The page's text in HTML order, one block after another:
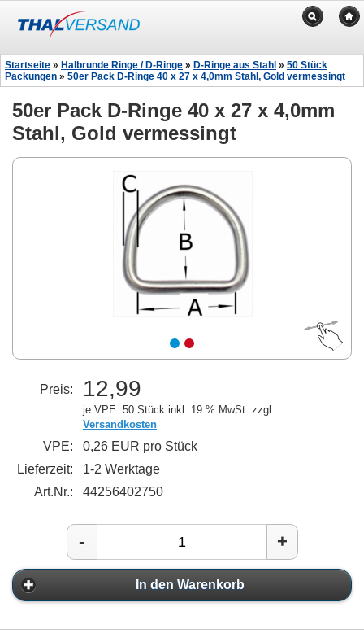
Startseite » Halbrunde Ringe / D-Ringe » D-Ringe aus Stahl » 50 Stück
Packungen » 50er Pack D-Ringe 40 x 27 x 4,0mm Stahl, Gold vermessingt
50er Pack D-Ringe 40 x 27 x 4,0mm
Stahl, Gold vermessingt
Preis: 12,99
je VPE: 50 Stück inkl. 19 % MwSt. zzgl.
Versandkosten
VPE:
0,26 EUR pro Stück
Lieferzeit:
1-2 Werktage
Art.Nr.:
44256402750
- +
In den Warenkorb